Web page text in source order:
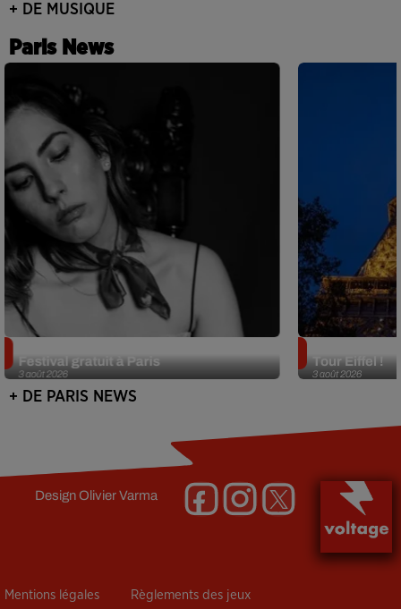
+ DE MUSIQUE
Paris News
3 août 2026
Festival gratuit à Paris
3 août 2026
Tour Eiffel !
+ DE PARIS NEWS
DesignOlivier Varma
Mentions légales Règlements des jeux